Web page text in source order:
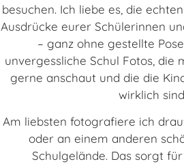
besuchen. Ich liebe es, die
Ausdrücke eurer Schülerinnen
– ganz ohne gestellte
unvergessliche Schul Fotos, die
gerne anschaut und die die
wirklich
Am liebsten fotografiere ich
oder an einem anderen
Schulgelände. Das sorgt